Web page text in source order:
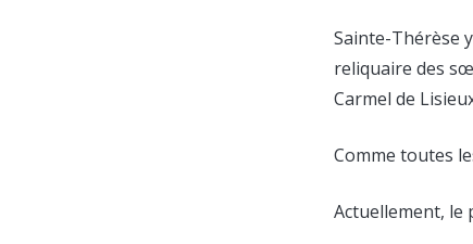
Sainte-Thérèse
reliquaire des
Carmel de
Comme toutes
Actuellement, le